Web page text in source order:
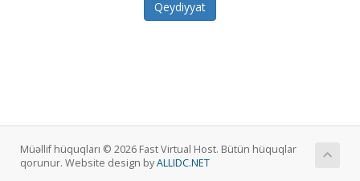
Müəllif hüquqları © 2026 Fast Virtual Host. Bütün hüquqlar
qorunur. Website design byALLIDC.NET